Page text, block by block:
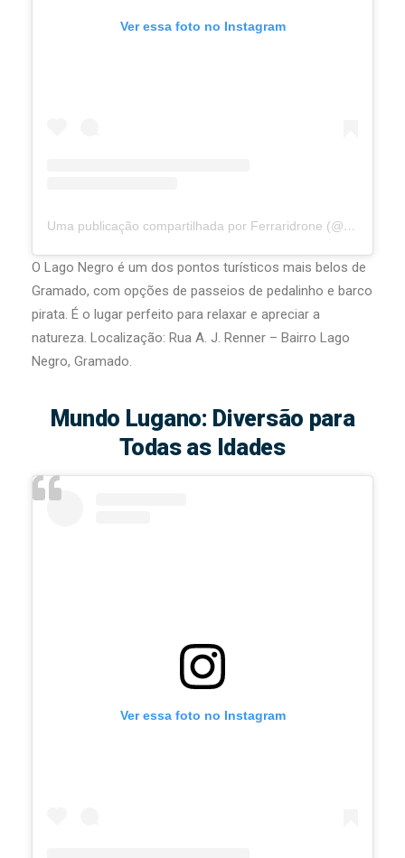
Ver essa foto no Instagram
Uma publicação compartilhada por Ferraridrone (@ferraridrone)
O Lago Negro é um dos pontos turísticos mais belos de
Gramado, com opções de passeios de pedalinho e barco
pirata. É o lugar perfeito para relaxar e apreciar a
natureza. Localização: Rua A. J. Renner – Bairro Lago
Negro, Gramado.
Mundo Lugano: Diversão para
Todas as Idades
Ver essa foto no Instagram